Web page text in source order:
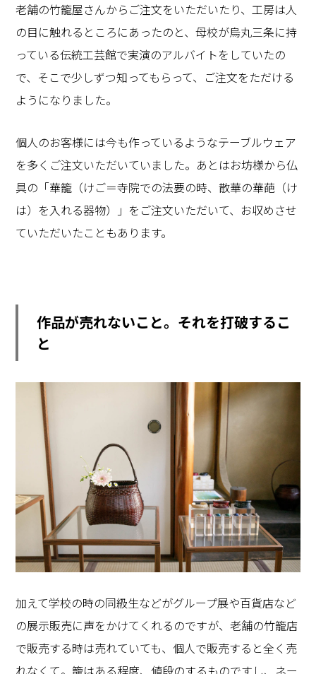
老舗の竹籠屋さんからご注文をいただいたり、工房は人
の目に触れるところにあったのと、母校が烏丸三条に持
っている伝統工芸館で実演のアルバイトをしていたの
で、そこで少しずつ知ってもらって、ご注文をただける
ようになりました。
個人のお客様には今も作っているようなテーブルウェア
を多くご注文いただいていました。あとはお坊様から仏
具の「華籠（けご＝寺院での法要の時、散華の華葩（け
は）を入れる器物）」をご注文いただいて、お収めさせ
ていただいたこともあります。
作品が売れないこと。それを打破するこ
と
加えて学校の時の同級生などがグループ展や百貨店など
の展示販売に声をかけてくれるのですが、老舗の竹籠店
で販売する時は売れていても、個人で販売すると全く売
れなくて。籠はある程度、値段のするものですし、ネー